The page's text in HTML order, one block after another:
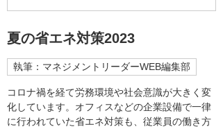
夏の省エネ対策2023
執筆：マネジメントリーダーWEB編集部
コロナ禍を経て労務環境や社会意識が大きく変
化しています。オフィスなどの企業設備で一律
に行われていた省エネ対策も、従業員の働き方